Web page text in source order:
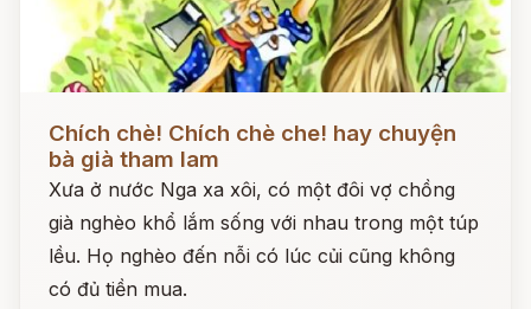
Chích chè! Chích chè che! hay chuyện
bà già tham lam
Xưa ở nước Nga xa xôi, có một đôi vợ chồng
già nghèo khổ lắm sống với nhau trong một túp
lều. Họ nghèo đến nỗi có lúc củi cũng không
có đủ tiền mua.